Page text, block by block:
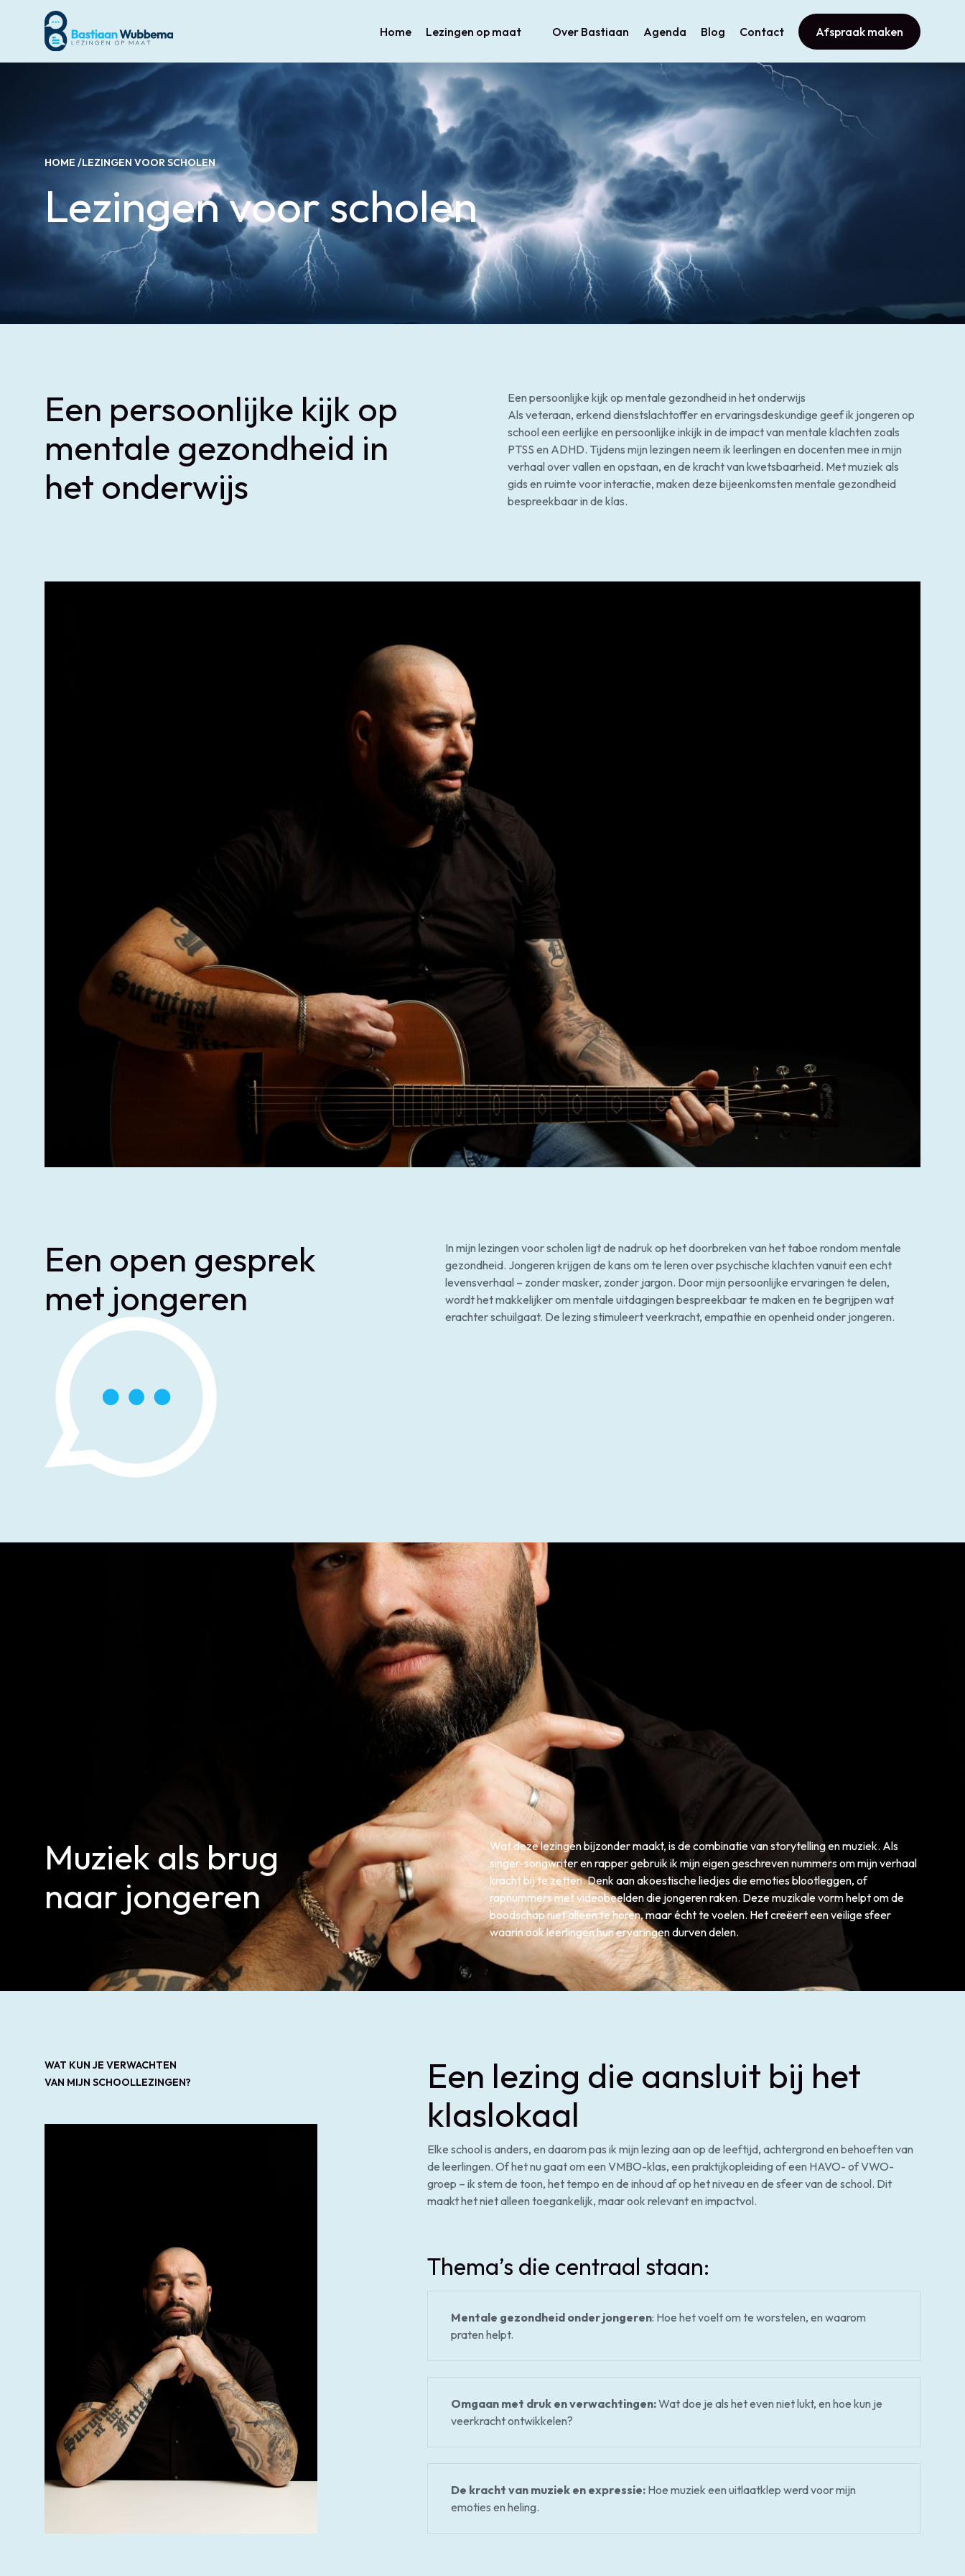
Home Lezingen op maat Over Bastiaan Agenda Blog Contact Afspraak maken
HOME /LEZINGEN VOOR SCHOLEN
Lezingen voor scholen
Een persoonlijke kijk op
mentale gezondheid in
het onderwijs
Een persoonlijke kijk op mentale gezondheid in het onderwijs
Als veteraan, erkend dienstslachtoffer en ervaringsdeskundige geef ik jongeren op
school een eerlijke en persoonlijke inkijk in de impact van mentale klachten zoals
PTSS en ADHD. Tijdens mijn lezingen neem ik leerlingen en docenten mee in mijn
verhaal over vallen en opstaan, en de kracht van kwetsbaarheid. Met muziek als
gids en ruimte voor interactie, maken deze bijeenkomsten mentale gezondheid
bespreekbaar in de klas.
Een open gesprek
met jongeren
In mijn lezingen voor scholen ligt de nadruk op het doorbreken van het taboe rondom mentale
gezondheid. Jongeren krijgen de kans om te leren over psychische klachten vanuit een echt
levensverhaal – zonder masker, zonder jargon. Door mijn persoonlijke ervaringen te delen,
wordt het makkelijker om mentale uitdagingen bespreekbaar te maken en te begrijpen wat
erachter schuilgaat. De lezing stimuleert veerkracht, empathie en openheid onder jongeren.
Muziek als brug
naar jongeren
Wat deze lezingen bijzonder maakt, is de combinatie van storytelling en muziek. Als
singer-songwriter en rapper gebruik ik mijn eigen geschreven nummers om mijn verhaal
kracht bij te zetten. Denk aan akoestische liedjes die emoties blootleggen, of
rapnummers met videobeelden die jongeren raken. Deze muzikale vorm helpt om de
boodschap niet alleen te horen, maar écht te voelen. Het creëert een veilige sfeer
waarin ook leerlingen hun ervaringen durven delen.
WAT KUN JE VERWACHTEN
VAN MIJN SCHOOLLEZINGEN?
Een lezing die aansluit bij het
klaslokaal
Elke school is anders, en daarom pas ik mijn lezing aan op de leeftijd, achtergrond en behoeften van
de leerlingen. Of het nu gaat om een VMBO-klas, een praktijkopleiding of een HAVO- of VWO-
groep – ik stem de toon, het tempo en de inhoud af op het niveau en de sfeer van de school. Dit
maakt het niet alleen toegankelijk, maar ook relevant en impactvol.
Thema’s die centraal staan:
Mentale gezondheid onder jongeren: Hoe het voelt om te worstelen, en waarom
praten helpt.
Omgaan met druk en verwachtingen:Wat doe je als het even niet lukt, en hoe kun je
veerkracht ontwikkelen?
De kracht van muziek en expressie: Hoe muziek een uitlaatklep werd voor mijn
emoties en heling.